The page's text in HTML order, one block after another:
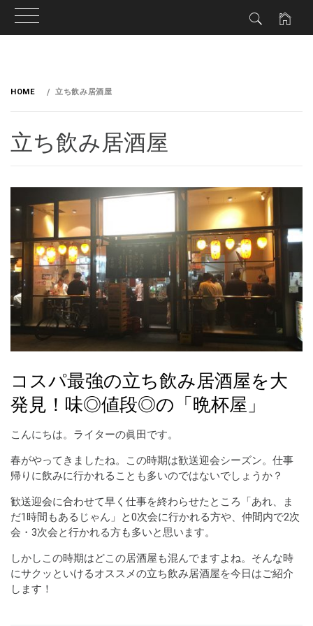
HOME 立ち飲み居酒屋
立ち飲み居酒屋
コスパ最強の立ち飲み居酒屋を大
発見！味◎値段◎の「晩杯屋」
こんにちは。ライターの眞田です。
春がやってきましたね。この時期は歓送迎会シーズン。仕事
帰りに飲みに行かれることも多いのではないでしょうか？
歓送迎会に合わせて早く仕事を終わらせたところ「あれ、ま
だ1時間もあるじゃん」と0次会に行かれる方や、仲間内で2次
会・3次会と行かれる方も多いと思います。
しかしこの時期はどこの居酒屋も混んでますよね。そんな時
にサクッといけるオススメの立ち飲み居酒屋を今日はご紹介
します！